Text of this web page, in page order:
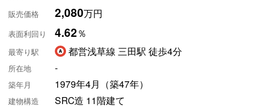
販売価格 2,080万円
表面利回り 4.62％
最寄り駅 都営浅草線 三田駅 徒歩4分
所在地 -
築年月 1979年4月（築47年）
建物構造 SRC造 11階建て